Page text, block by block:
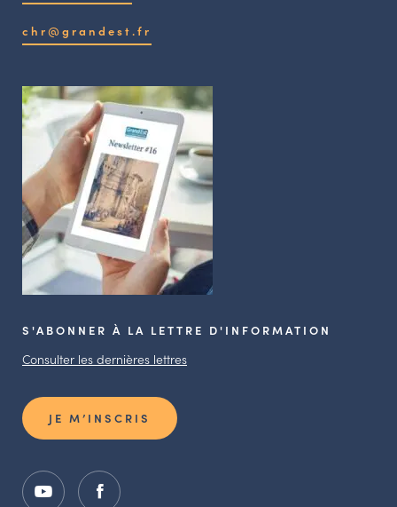
chr@grandest.fr
S'ABONNER À LA LETTRE D'INFORMATION
Consulter les dernières lettres
JE M’INSCRIS